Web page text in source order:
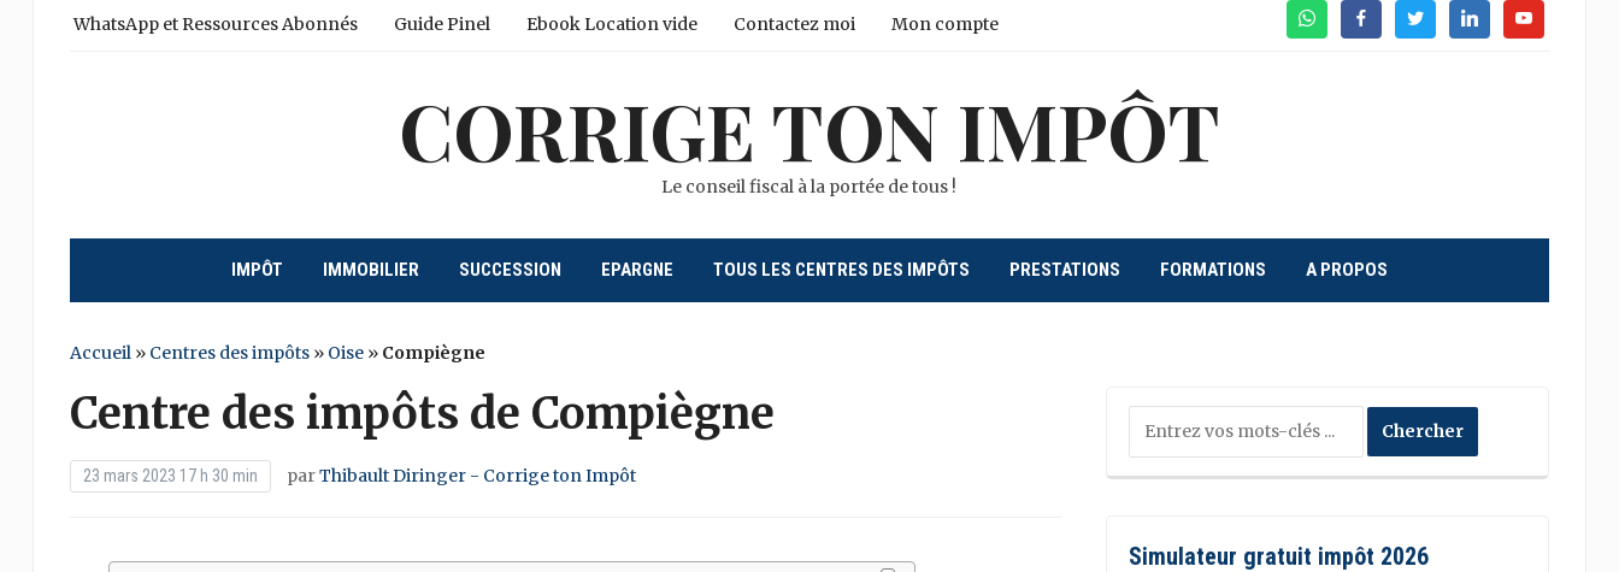
WhatsAppFacebookTwitterLinkedinYoutube
WhatsApp et Ressources Abonnés Guide Pinel Ebook Location vide Contactez moi Mon compte
CORRIGE TON IMPÔT
Le conseil fiscal à la portée de tous !
IMPÔT IMMOBILIER SUCCESSION EPARGNE TOUS LES CENTRES DES IMPÔTS PRESTATIONS FORMATIONS A PROPOS
Accueil» Centres des impôts» Oise» Compiègne
Centre des impôts de Compiègne
23 mars 2023 17 h 30 min parThibault Diringer - Corrige ton Impôt
Simulateur gratuit impôt 2026